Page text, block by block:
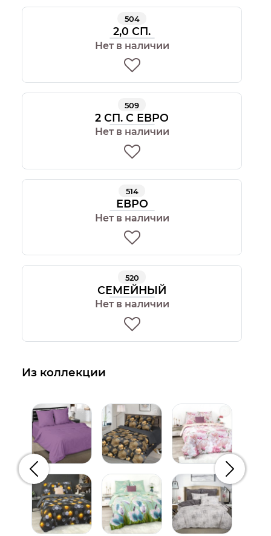
504
2,0 СП.
Нет в наличии
509
2 СП. С ЕВРО
Нет в наличии
514
ЕВРО
Нет в наличии
520
СЕМЕЙНЫЙ
Нет в наличии
Из коллекции
Предыдущий